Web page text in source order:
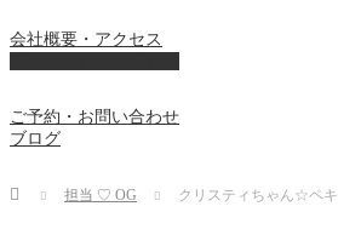
会社概要・アクセス
ご予約・お問い合わせ
ブログ
Home 担当 ♡ OG クリスティちゃん☆ペキ